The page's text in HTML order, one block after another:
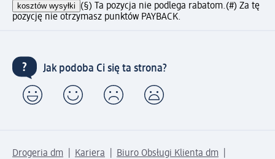
kosztów wysyłki (§) Ta pozycja nie podlega rabatom.(#) Za tę
pozycję nie otrzymasz punktów PAYBACK.
Jak podoba Ci się ta strona?
Drogeria dm Kariera
Biuro Obsługi Klienta dm